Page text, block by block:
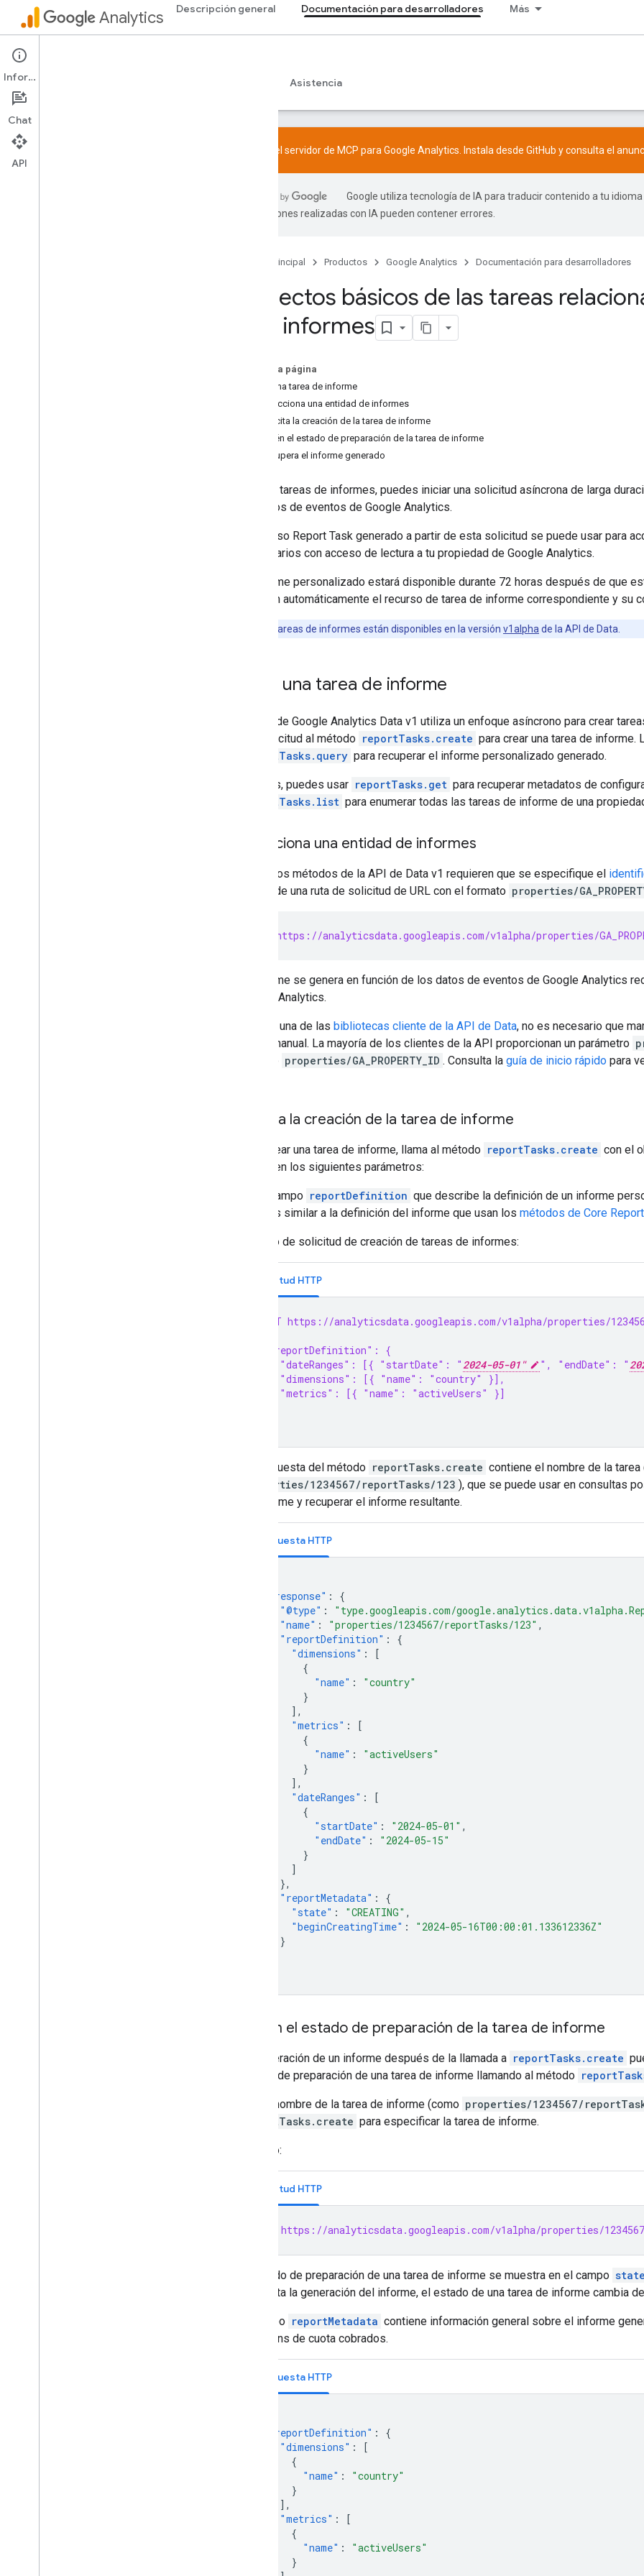
Analytics Descripción general Documentación para desarrolladores Más
Documentación para desarrolladores
Guías Asistencia
Prueba el servidor de MCP para Google Analytics. Instala desde GitHub y consulta el
Google utiliza tecnología de IA para traducir contenido a tu
traducciones realizadas con IA pueden contener errores.
Página principal Productos Google Analytics Documentación para desarrolladores
Aspectos básicos de las tareas
con informes
En esta página
Crea una tarea de informe
Selecciona una entidad de informes
Solicita la creación de la tarea de informe
Obtén el estado de preparación de la tarea de informe
Recupera el informe generado
Con las tareas de informes, puedes iniciar una solicitud asíncrona de larga
tus datos de eventos de Google Analytics.
El recurso Report Task generado a partir de esta solicitud se puede usar para
los usuarios con acceso de lectura a tu propiedad de Google Analytics.
El informe personalizado estará disponible durante 72 horas después de que
borrarán automáticamente el recurso de tarea de informe correspondiente y su
Las tareas de informes están disponibles en la versión v1alpha de la API de Data.
Crea una tarea de informe
La API de Google Analytics Data v1 utiliza un enfoque asíncrono para crear
una solicitud al método reportTasks.create para crear una tarea de informe.
reportTasks.query para recuperar el informe personalizado generado.
Además, puedes usar reportTasks.get para recuperar metadatos de
reportTasks.list para enumerar todas las tareas de informe de una
Selecciona una entidad de informes
Todos los métodos de la API de Data v1 requieren que se especifique el
dentro de una ruta de solicitud de URL con el formato properties/
POST  https://analyticsdata.googleapis.com/v1alpha/properties/
El informe se genera en función de los datos de eventos de Google Analytics
Google Analytics.
Si usas una de las bibliotecas cliente de la API de Data, no es necesario que
forma manual. La mayoría de los clientes de la API proporcionan un parámetro
formato properties/GA_PROPERTY_ID . Consulta la guía de inicio rápido para
Solicita la creación de la tarea de informe
Para crear una tarea de informe, llama al método reportTasks.create con el
requieren los siguientes parámetros:
Campo reportDefinition que describe la definición de un informe
es similar a la definición del informe que usan los métodos de Core
Ejemplo de solicitud de creación de tareas de informes:
Solicitud HTTP
POST https://analyticsdata.googleapis.com/v1alpha/properties/
  "reportDefinition": {
    "dateRanges": [{ "startDate": "
2024-05-01" ", "endDate": "
    "dimensions": [{ "name": "country" }],
    "metrics": [{ "name": "activeUsers" }]
La respuesta del método reportTasks.create contiene el nombre de la
properties/1234567/reportTasks/123 ), que se puede usar en consultas
de informe y recuperar el informe resultante.
Respuesta HTTP
"response" :
{
"@type" : "type.googleapis.com/
"name" : "properties/1234567/reportTasks/123" ,
"reportDefinition" :
{
"dimensions" :
[
{
"name" :
"country"
}
],
"metrics" :
[
{
"name" :
"activeUsers"
}
],
"dateRanges" :
[
{
"startDate" : "2024-05-01" ,
"endDate" :
"2024-05-15"
}
]
},
"reportMetadata" :
{
"state" : "CREATING" ,
"beginCreatingTime" :
"2024-05-16T00:00:01.133612336Z"
}
Obtén el estado de preparación de la tarea de informe
La generación de un informe después de la llamada a reportTasks.create
estado de preparación de una tarea de informe llamando al método
Usa el nombre de la tarea de informe (como properties/1234567/
reportTasks.create para especificar la tarea de informe.
Ejemplo:
Solicitud HTTP
GET https://analyticsdata.googleapis.com/v1alpha/properties/
El estado de preparación de una tarea de informe se muestra en el campo state
completa la generación del informe, el estado de una tarea de informe cambia de
El campo reportMetadata contiene información general sobre el informe
de tokens de cuota cobrados.
Respuesta HTTP
"reportDefinition" :
{
"dimensions" :
[
{
"name" :
"country"
}
],
"metrics" :
[
{
"name" :
"activeUsers"
}
Información
Chat
API